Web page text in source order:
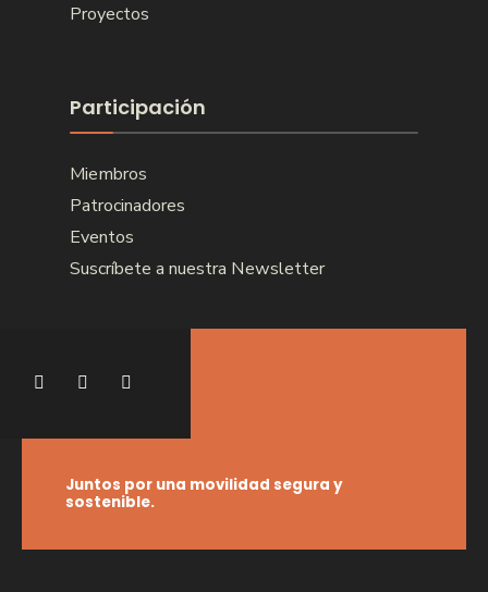
Proyectos
Participación
Miembros
Patrocinadores
Eventos
Suscríbete a nuestra Newsletter
Juntos por una movilidad segura y
sostenible.